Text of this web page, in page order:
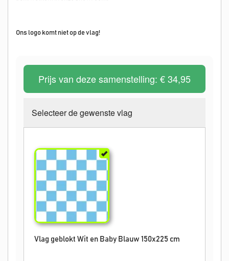
Ons logo komt niet op de vlag!
Prijs van deze samenstelling: € 34,95
Selecteer de gewenste vlag
Vlag geblokt Wit en Baby Blauw 150x225 cm